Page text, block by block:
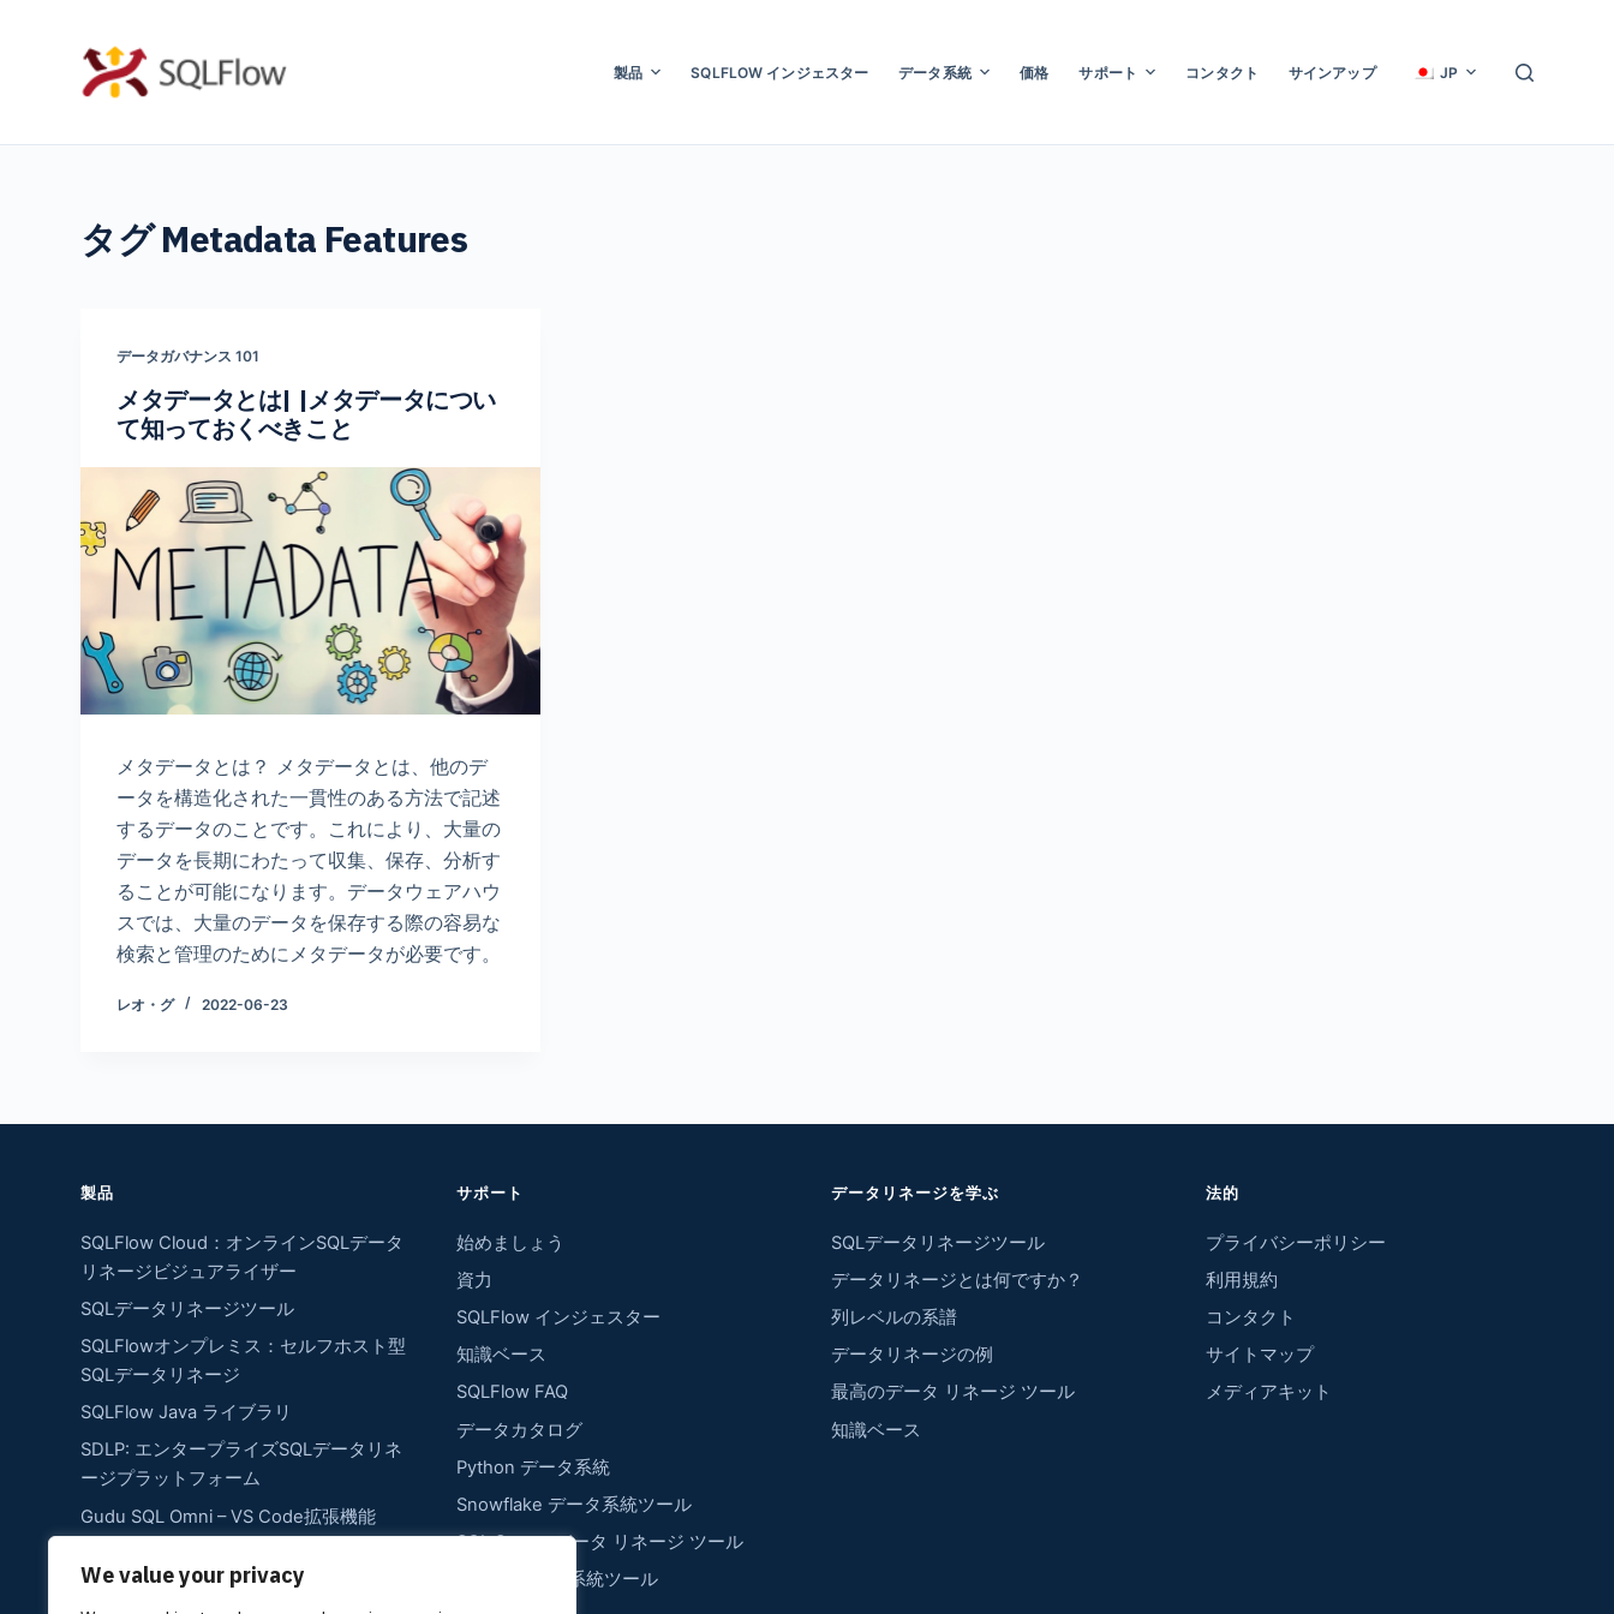
We value your privacy
製品 SQLFLOW インジェスター データ系統 価格 サポート コンタクト サインアップ JP
タグMetadata Features
データガバナンス 101
メタデータとは| |メタデータについ
て知っておくべきこと
メタデータとは？ メタデータとは、他のデ
ータを構造化された一貫性のある方法で記述
するデータのことです。これにより、大量の
データを長期にわたって収集、保存、分析す
ることが可能になります。データウェアハウ
スでは、大量のデータを保存する際の容易な
検索と管理のためにメタデータが必要です。
レオ・グ 2022-06-23
製品
SQLFlow Cloud：オンラインSQLデータ
リネージビジュアライザー
SQLデータリネージツール
SQLFlowオンプレミス：セルフホスト型
SQLデータリネージ
SQLFlow Java ライブラリ
SDLP: エンタープライズSQLデータリネ
ージプラットフォーム
Gudu SQL Omni – VS Code拡張機能
ジ抽出の自動化
サポート
始めましょう
資力
SQLFlow インジェスター
知識ベース
SQLFlow FAQ
データカタログ
Python データ系統
Snowflake データ系統ツール
SQL Server データ リネージ ツール
Oracle データ系統ツール
データリネージを学ぶ
SQLデータリネージツール
データリネージとは何ですか？
列レベルの系譜
データリネージの例
最高のデータ リネージ ツール
知識ベース
法的
プライバシーポリシー
利用規約
コンタクト
サイトマップ
メディアキット